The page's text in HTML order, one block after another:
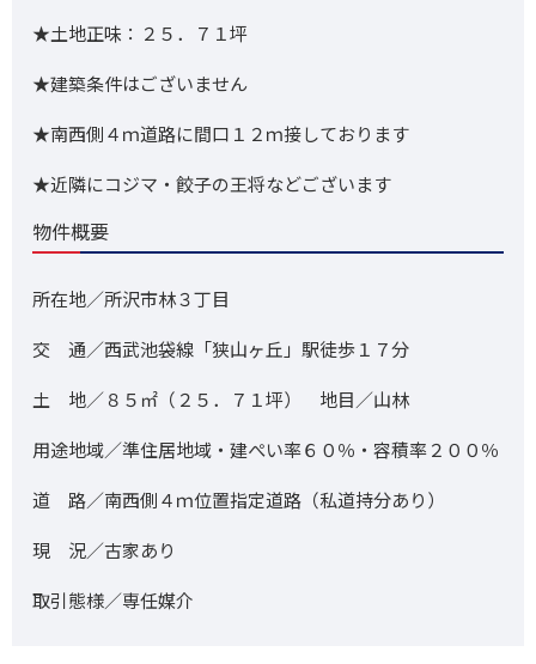
★土地正味：２５．７１坪
★建築条件はございません
★南西側４ｍ道路に間口１２ｍ接しております
★近隣にコジマ・餃子の王将などございます
物件概要
所在地／所沢市林３丁目
交 通／西武池袋線「狭山ヶ丘」駅徒歩１７分
土 地／８５㎡（２５．７１坪） 地目／山林
用途地域／準住居地域・建ぺい率６０％・容積率２００％
道 路／南西側４ｍ位置指定道路（私道持分あり）
現 況／古家あり
取引態様／専任媒介